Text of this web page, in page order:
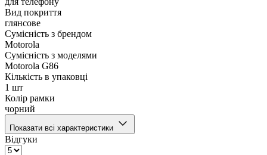
Вид покриття
глянсове
Сумісність з брендом
Motorola
Сумісність з моделями
Motorola G86
Кількість в упаковці
1 шт
Колір рамки
чорний
Показати всі характеристики
Відгуки